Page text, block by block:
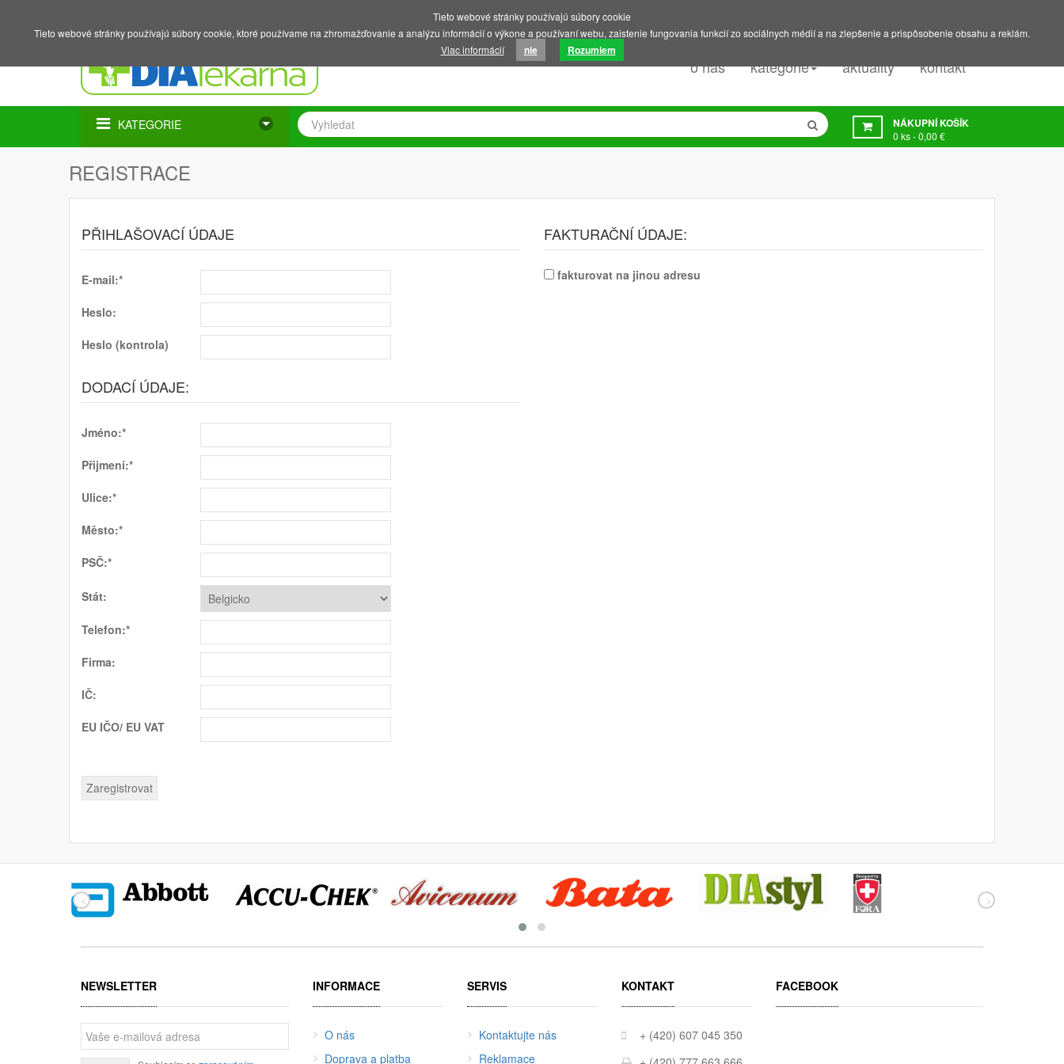
o nás kategorie aktuality kontakt
KATEGORIE NÁKUPNÍ KOŠÍK
0 ks -0,00 €
REGISTRACE
PŘIHLAŠOVACÍ ÚDAJE
E-mail:*
Heslo:
Heslo (kontrola)
DODACÍ ÚDAJE:
Jméno:*
Přijmení:*
Ulice:*
Město:*
PSČ:*
Stát:
Telefon:*
Firma:
IČ:
EU IČO/ EU VAT
FAKTURAČNÍ ÚDAJE:
fakturovat na jinou adresu
Zaregistrovat
NEWSLETTER INFORMACE
O nás
Doprava a platba
SERVIS
Kontaktujte nás
Reklamace
KONTAKT
+ (420) 607 045 350
FACEBOOK
Tieto webové stránky používajú súbory cookie
Tieto webové stránky používajú súbory cookie, ktoré používame na zhromažďovanie a analýzu informácií o výkone a používaní webu, zaistenie fungovania funkcií zo sociálnych médií a na zlepšenie a prispôsobenie obsahu a reklám.
Viac informácií
nie Rozumiem